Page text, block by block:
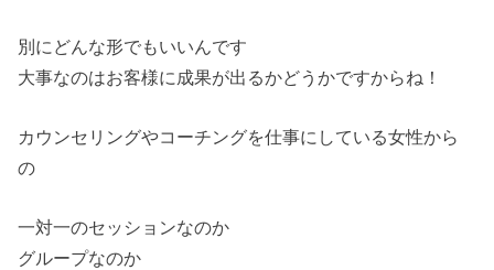
別にどんな形でもいいんです
大事なのはお客様に成果が出るかどうかですからね！
カウンセリングやコーチングを仕事にしている女性から
の
一対一のセッションなのか
グループなのか